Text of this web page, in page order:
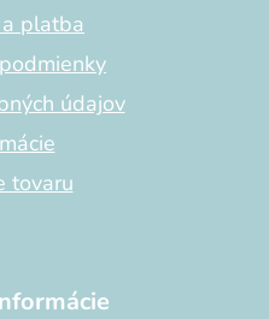
platba
údajov
tovaru